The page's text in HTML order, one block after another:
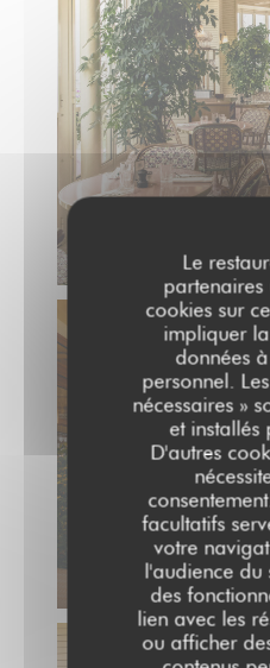
Le
partenaires
cookies sur
impliquer
données
personnel.
nécessaires »
et installés
D'autres
facultatifs
votre
l'audience du
des
lien avec les
ou afficher